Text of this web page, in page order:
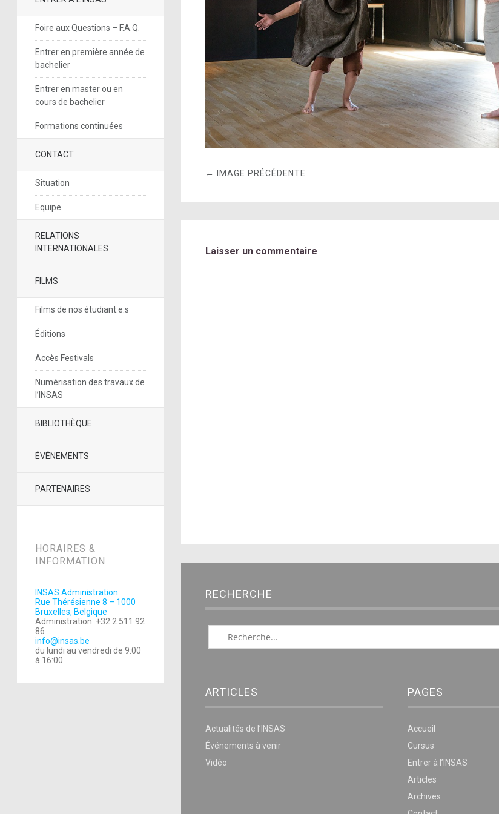
Foire aux Questions – F.A.Q.
Entrer en première année de
bachelier
Entrer en master ou en
cours de bachelier
Formations continuées
CONTACT
Situation
Equipe
RELATIONS
INTERNATIONALES
FILMS
Films de nos étudiant.e.s
Éditions
Accès Festivals
Numérisation des travaux de
l’INSAS
BIBLIOTHÈQUE
ÉVÉNEMENTS
PARTENAIRES
HORAIRES &
INFORMATION
INSAS Administration
Rue Thérésienne 8 – 1000
Bruxelles, Belgique
Administration: +32 2 511 92
86
info@insas.be
du lundi au vendredi de 9:00
à 16:00
← IMAGE PRÉCÉDENTE
Laisser un commentaire
RECHERCHE
ARTICLES
Actualités de l’INSAS
Événements à venir
Vidéo
PAGES
Accueil
Cursus
Entrer à l’INSAS
Articles
Archives